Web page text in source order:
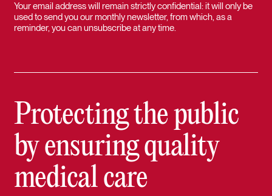
Your email address will remain strictly confidential: it will only be
used to send you our monthly newsletter, from which, as a
reminder, you can unsubscribe at any time.
Protecting the public
by ensuring quality
medical care